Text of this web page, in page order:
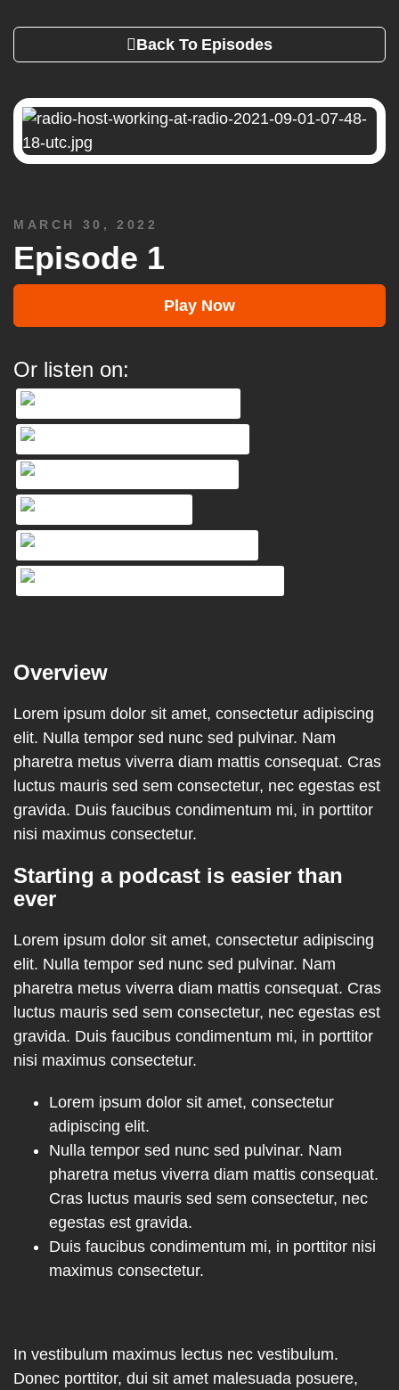
Back To Episodes
MARCH 30, 2022
Episode 1
Play Now
Or listen on:
Overview
Lorem ipsum dolor sit amet, consectetur adipiscing
elit. Nulla tempor sed nunc sed pulvinar. Nam
pharetra metus viverra diam mattis consequat. Cras
luctus mauris sed sem consectetur, nec egestas est
gravida. Duis faucibus condimentum mi, in porttitor
nisi maximus consectetur.
Starting a podcast is easier than
ever
Lorem ipsum dolor sit amet, consectetur adipiscing
elit. Nulla tempor sed nunc sed pulvinar. Nam
pharetra metus viverra diam mattis consequat. Cras
luctus mauris sed sem consectetur, nec egestas est
gravida. Duis faucibus condimentum mi, in porttitor
nisi maximus consectetur.
Lorem ipsum dolor sit amet, consectetur
adipiscing elit.
Nulla tempor sed nunc sed pulvinar. Nam
pharetra metus viverra diam mattis consequat.
Cras luctus mauris sed sem consectetur, nec
egestas est gravida.
Duis faucibus condimentum mi, in porttitor nisi
maximus consectetur.
In vestibulum maximus lectus nec vestibulum.
Donec porttitor, dui sit amet malesuada posuere,